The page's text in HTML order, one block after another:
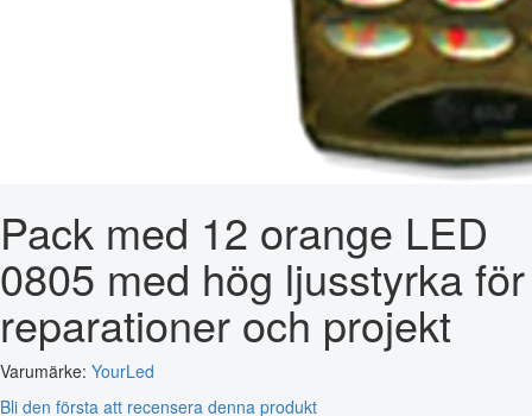
Pack med 12 orange LED
0805 med hög ljusstyrka för
reparationer och projekt
Varumärke: YourLed
Bli den första att recensera denna produkt